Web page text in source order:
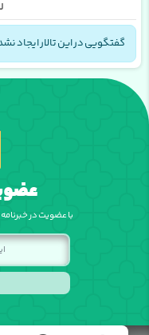
گفتگویی در این تالار ایجاد
با عضویت در